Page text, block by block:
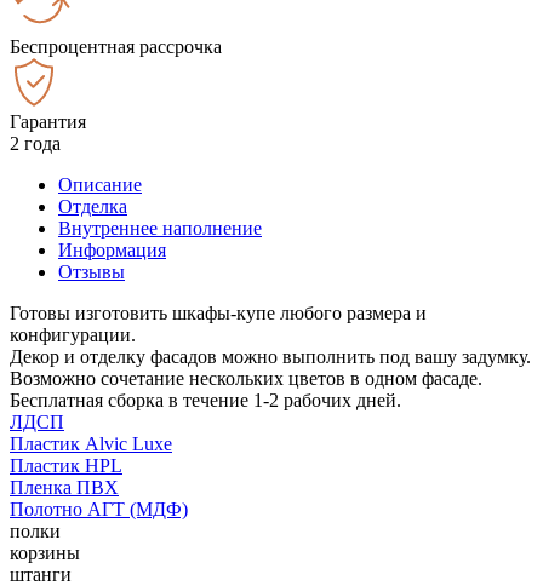
Беспроцентная рассрочка
Гарантия
2 года
Описание
Отделка
Внутреннее наполнение
Информация
Отзывы
Готовы изготовить шкафы-купе любого размера и
конфигурации.
Декор и отделку фасадов можно выполнить под вашу задумку.
Возможно сочетание нескольких цветов в одном фасаде.
Бесплатная сборка в течение 1-2 рабочих дней.
ЛДСП
Пластик Alvic Luxe
Пластик HPL
Пленка ПВХ
Полотно АГТ (МДФ)
полки
корзины
штанги